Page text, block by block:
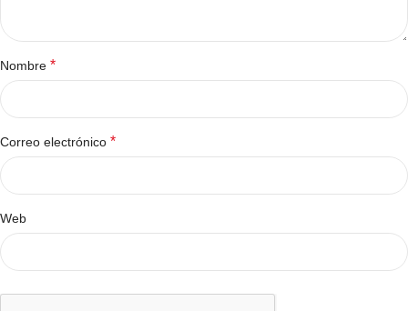
Nombre *
Correo electrónico *
Web